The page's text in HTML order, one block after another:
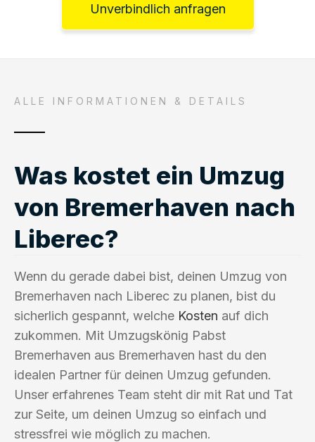
Unverbindlich anfragen
ALLE INFORMATIONEN & DETAILS
Was kostet ein Umzug
von Bremerhaven nach
Liberec?
Wenn du gerade dabei bist, deinen Umzug von
Bremerhaven nach Liberec zu planen, bist du
sicherlich gespannt, welche Kosten auf dich
zukommen. Mit Umzugskönig Pabst
Bremerhaven aus Bremerhaven hast du den
idealen Partner für deinen Umzug gefunden.
Unser erfahrenes Team steht dir mit Rat und Tat
zur Seite, um deinen Umzug so einfach und
stressfrei wie möglich zu machen.